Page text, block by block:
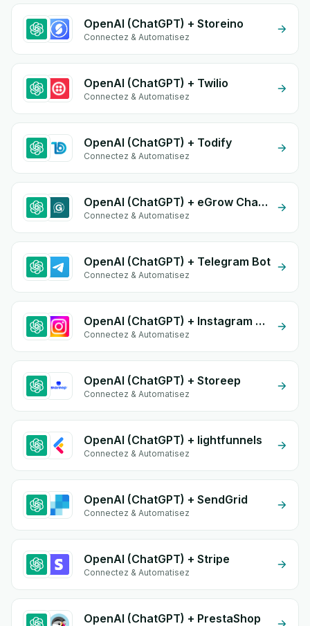
OpenAI (ChatGPT) + Storeino
Connectez & Automatisez
OpenAI (ChatGPT) + Twilio
Connectez & Automatisez
OpenAI (ChatGPT) + Todify
Connectez & Automatisez
OpenAI (ChatGPT) + eGrow Chat Widget
Connectez & Automatisez
OpenAI (ChatGPT) + Telegram Bot
Connectez & Automatisez
OpenAI (ChatGPT) + Instagram Comment
Connectez & Automatisez
OpenAI (ChatGPT) + Storeep
Connectez & Automatisez
OpenAI (ChatGPT) + lightfunnels
Connectez & Automatisez
OpenAI (ChatGPT) + SendGrid
Connectez & Automatisez
OpenAI (ChatGPT) + Stripe
Connectez & Automatisez
OpenAI (ChatGPT) + PrestaShop